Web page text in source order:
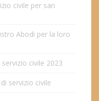
civile per san
Abodi per la loro
civile 2023
servizio civile